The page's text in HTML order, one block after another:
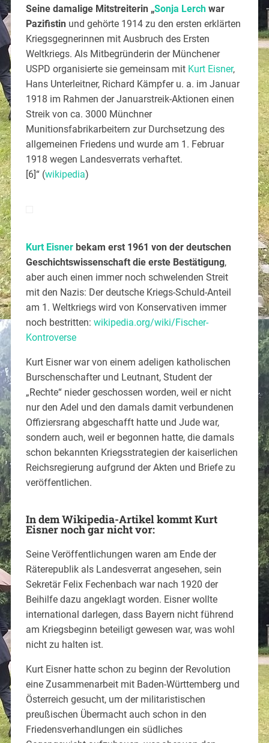
Seine damalige Mitstreiterin „Sonja Lerchwar
Pazifistinund gehörte 1914 zu den ersten erklärten
Kriegsgegnerinnen mit Ausbruch des Ersten
Weltkriegs. Als Mitbegründerin der Münchener
USPD organisierte sie gemeinsam mit Kurt Eisner,
Hans Unterleitner, Richard Kämpfer u. a. im Januar
1918 im Rahmen der Januarstreik-Aktionen einen
Streik von ca. 3000 Münchner
Munitionsfabrikarbeitern zur Durchsetzung des
allgemeinen Friedens und wurde am 1. Februar
1918 wegen Landesverrats verhaftet.
[6]“ (wikipedia)
Kurt Eisnerbekam erst 1961 von der deutschen
Geschichtswissenschaft die erste Bestätigung,
aber auch einen immer noch schwelenden Streit
mit den Nazis: Der deutsche Kriegs-Schuld-Anteil
am 1. Weltkriegs wird von Konservativen immer
noch bestritten: wikipedia.org/wiki/Fischer-
Kontroverse
Kurt Eisner war von einem adeligen katholischen
Burschenschafter und Leutnant, Student der
„Rechte“ nieder geschossen worden, weil er nicht
nur den Adel und den damals damit verbundenen
Offiziersrang abgeschafft hatte und Jude war,
sondern auch, weil er begonnen hatte, die damals
schon bekannten Kriegsstrategien der kaiserlichen
Reichsregierung aufgrund der Akten und Briefe zu
veröffentlichen.
In dem Wikipedia-Artikel kommt Kurt
Eisner noch gar nicht vor:
Seine Veröffentlichungen waren am Ende der
Räterepublik als Landesverrat angesehen, sein
Sekretär Felix Fechenbach war nach 1920 der
Beihilfe dazu angeklagt worden. Eisner wollte
international darlegen, dass Bayern nicht führend
am Kriegsbeginn beteiligt gewesen war, was wohl
nicht zu halten ist.
Kurt Eisner hatte schon zu beginn der Revolution
eine Zusammenarbeit mit Baden-Württemberg und
Österreich gesucht, um der militaristischen
preußischen Übermacht auch schon in den
Friedensverhandlungen ein südliches